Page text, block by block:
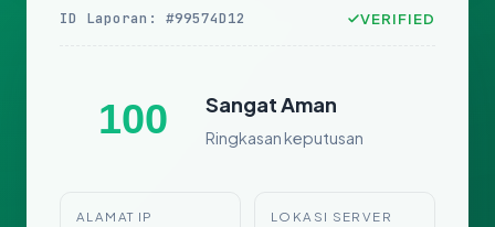
ID Laporan: #99574D12 VERIFIED
100 Sangat Aman
Ringkasan keputusan
ALAMAT IP LOKASI SERVER